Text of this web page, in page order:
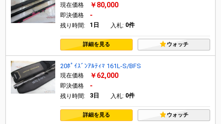
現在価格 ￥80,000
即決価格 -
残り時間: 1日 入札: 0件
詳細を見る ウォッチ
20ﾎﾟｲｽﾞﾝｱﾙﾃｨﾏ 161L-S/BFS
現在価格 ￥62,000
即決価格 -
残り時間: 3日 入札: 0件
詳細を見る ウォッチ